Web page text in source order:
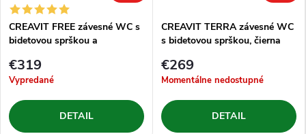
CREAVIT FREE závesné WC s
bidetovou sprškou a
studenú a teplú vodu, rimless,
biela
€319
Vypredané
DETAIL
CREAVIT TERRA závesné WC
s bidetovou sprškou, čierna
€269
Momentálne nedostupné
DETAIL